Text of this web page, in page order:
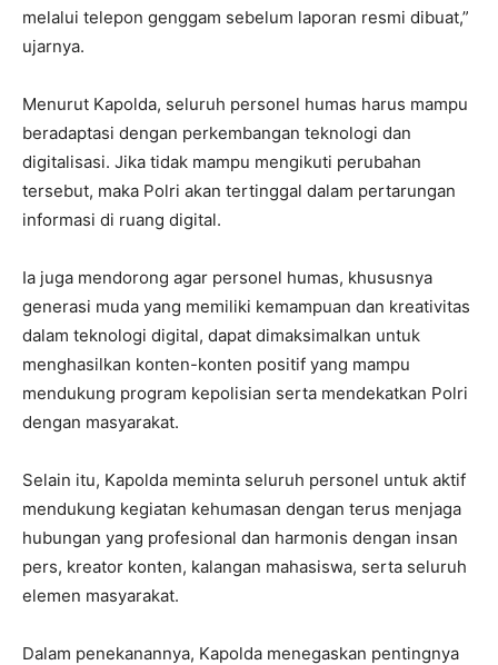
melalui telepon genggam sebelum laporan resmi dibuat,”
ujarnya.
Menurut Kapolda, seluruh personel humas harus mampu
beradaptasi dengan perkembangan teknologi dan
digitalisasi. Jika tidak mampu mengikuti perubahan
tersebut, maka Polri akan tertinggal dalam pertarungan
informasi di ruang digital.
Ia juga mendorong agar personel humas, khususnya
generasi muda yang memiliki kemampuan dan kreativitas
dalam teknologi digital, dapat dimaksimalkan untuk
menghasilkan konten-konten positif yang mampu
mendukung program kepolisian serta mendekatkan Polri
dengan masyarakat.
Selain itu, Kapolda meminta seluruh personel untuk aktif
mendukung kegiatan kehumasan dengan terus menjaga
hubungan yang profesional dan harmonis dengan insan
pers, kreator konten, kalangan mahasiswa, serta seluruh
elemen masyarakat.
Dalam penekanannya, Kapolda menegaskan pentingnya